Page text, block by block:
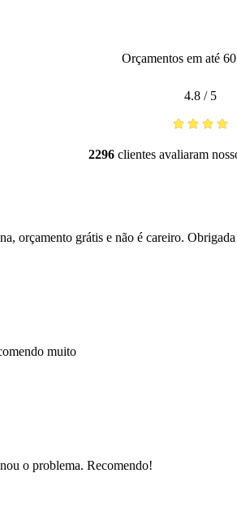
Orçamentos em até
4.8 / 5
2296clientes avaliaram
orçamento grátis e não é careiro.
muito
o problema. Recomendo!